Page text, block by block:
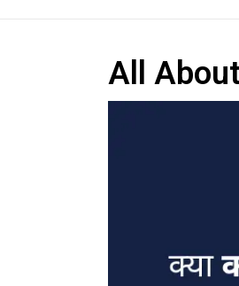
All